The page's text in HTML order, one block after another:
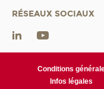
RÉSEAUX SOCIAUX
Conditions
Infos légales